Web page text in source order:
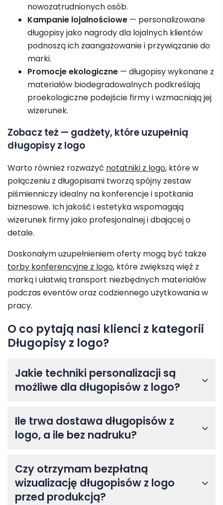
nowozatrudnionych osób.
Kampanie lojalnościowe — personalizowane
długopisy jako nagrody dla lojalnych klientów
podnoszą ich zaangażowanie i przywiązanie do
marki.
Promocje ekologiczne — długopisy wykonane z
materiałów biodegradowalnych podkreślają
proekologiczne podejście firmy i wzmacniają jej
wizerunek.
Zobacz też — gadżety, które uzupełnią
długopisy z logo
Warto również rozważyć notatniki z logo, które w
połączeniu z długopisami tworzą spójny zestaw
piśmienniczy idealny na konferencje i spotkania
biznesowe. Ich jakość i estetyka wspomagają
wizerunek firmy jako profesjonalnej i dbającej o
detale.
Doskonałym uzupełnieniem oferty mogą być także
torby konferencyjne z logo, które zwiększą więź z
marką i ułatwią transport niezbędnych materiałów
podczas eventów oraz codziennego użytkowania w
pracy.
O co pytają nasi klienci z kategorii
Długopisy z logo?
Jakie techniki personalizacji są
możliwe dla długopisów z logo?
Ile trwa dostawa długopisów z
logo, a ile bez nadruku?
Czy otrzymam bezpłatną
wizualizację długopisów z logo
przed produkcją?